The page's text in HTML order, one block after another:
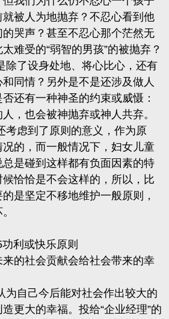
被人为地抛弃？不忍心看到他
哭声？甚至不忍心那个茫然无
难受的“弱智的男孩”的被抛弃？
除了设身处地、将心比心，还有
同情？另外是不是还涉及做人
还有一种神圣的约束或威慑：
，也会被神抛弃或神人共弃。
考虑到了原则的意义，作为原
的，而一般情况下，妇女儿童
是碰到这样都有负面因素的特
恰恰是不会这样的，所以，比
是坚定不移地维护一般原则，
。
利或快乐原则
的社会贡献会给社会带来的幸
为自己今后能对社会作出较大的
更大的幸福。投给“企业经理”的